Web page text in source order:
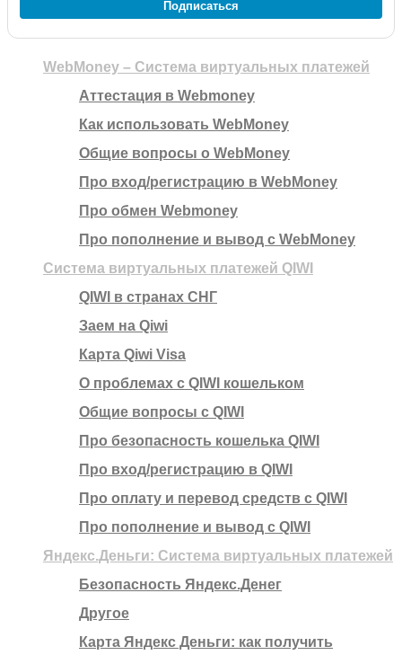
Подписаться
WebMoney – Система виртуальных платежей
Аттестация в Webmoney
Как использовать WebMoney
Общие вопросы о WebMoney
Про вход/регистрацию в WebMoney
Про обмен Webmoney
Про пополнение и вывод с WebMoney
Система виртуальных платежей QIWI
QIWI в странах СНГ
Заем на Qiwi
Карта Qiwi Visa
О проблемах с QIWI кошельком
Общие вопросы с QIWI
Про безопасность кошелька QIWI
Про вход/регистрацию в QIWI
Про оплату и перевод средств c QIWI
Про пополнение и вывод с QIWI
Яндекс.Деньги: Система виртуальных платежей
Безопасность Яндекс.Денег
Другое
Карта Яндекс Деньги: как получить